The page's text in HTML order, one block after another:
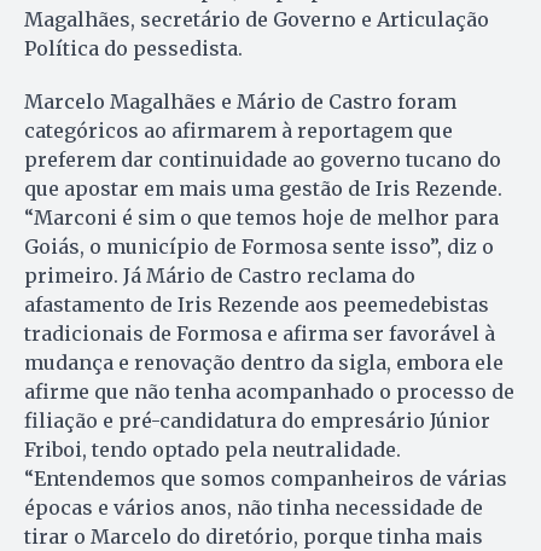
Magalhães, secretário de Governo e Articulação
Política do pessedista.
Marcelo Magalhães e Mário de Castro foram
categóricos ao afirmarem à reportagem que
preferem dar continuidade ao governo tucano do
que apostar em mais uma gestão de Iris Rezende.
“Marconi é sim o que temos hoje de melhor para
Goiás, o município de Formosa sente isso”, diz o
primeiro. Já Mário de Castro reclama do
afastamento de Iris Rezende aos peemedebistas
tradicionais de Formosa e afirma ser favorável à
mudança e renovação dentro da sigla, embora ele
afirme que não tenha acompanhado o processo de
filiação e pré-candidatura do empresário Júnior
Friboi, tendo optado pela neutralidade.
“Entendemos que somos companheiros de várias
épocas e vários anos, não tinha necessidade de
tirar o Marcelo do diretório, porque tinha mais